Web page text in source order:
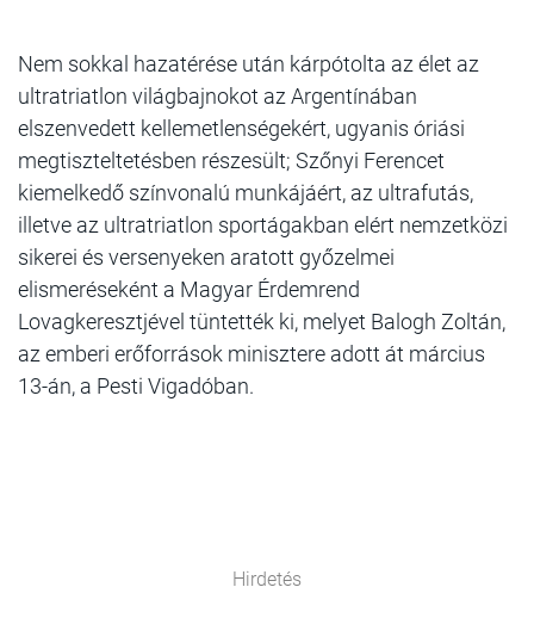
Nem sokkal hazatérése után kárpótolta az élet az
ultratriatlon világbajnokot az Argentínában
elszenvedett kellemetlenségekért, ugyanis óriási
megtiszteltetésben részesült; Szőnyi Ferencet
kiemelkedő színvonalú munkájáért, az ultrafutás,
illetve az ultratriatlon sportágakban elért nemzetközi
sikerei és versenyeken aratott győzelmei
elismeréseként a Magyar Érdemrend
Lovagkeresztjével tüntették ki, melyet Balogh Zoltán,
az emberi erőforrások minisztere adott át március
13-án, a Pesti Vigadóban.
Hirdetés